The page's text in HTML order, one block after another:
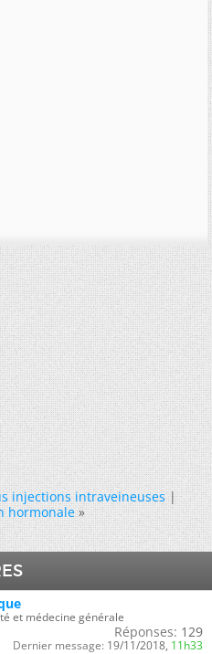
injections intraveineuses|
hormonale »
et médecine générale
Réponses: 129
Dernier message: 19/11/2018, 11h33